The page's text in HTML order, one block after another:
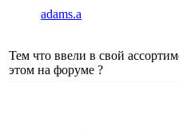
adams.a
Тем что ввели в свой
этом на форуме ?